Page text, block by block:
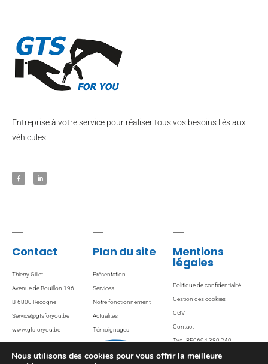
Entreprise à votre service pour réaliser tous vos besoins liés aux
véhicules.
Contact
Thierry Gillet
Avenue de Bouillon 196
B-6800 Recogne
Service@gtsforyou.be
www.gtsforyou.be
Plan du site
Présentation
Services
Notre fonctionnement
Actualités
Témoignages
Ventes / Locations
Mentions
légales
Politique de confidentialité
Gestion des cookies
CGV
Contact
Tva : BE0694 380 240
Nous utilisons des cookies pour vous offrir la meilleure